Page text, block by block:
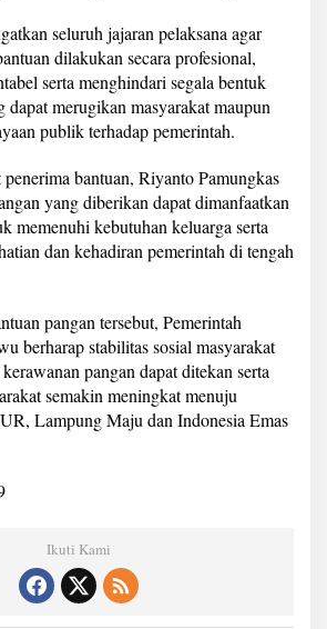
seluruh jajaran pelaksana agar
dilakukan secara profesional,
serta menghindari segala bentuk
dapat merugikan masyarakat maupun
publik terhadap pemerintah.
bantuan, Riyanto Pamungkas
yang diberikan dapat dimanfaatkan
memenuhi kebutuhan keluarga serta
dan kehadiran pemerintah di tengah
pangan tersebut, Pemerintah
berharap stabilitas sosial masyarakat
pangan dapat ditekan serta
semakin meningkat menuju
Lampung Maju dan Indonesia Emas
Ikuti Kami